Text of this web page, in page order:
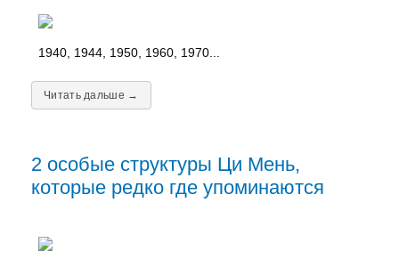
1940, 1944, 1950, 1960, 1970...
Читать дальше →
2 особые структуры Ци Мень,
которые редко где упоминаются